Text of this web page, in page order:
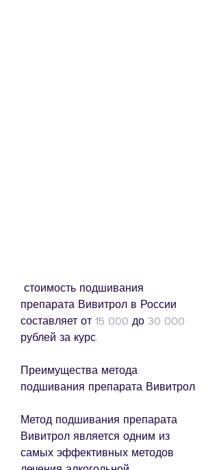
препарата Вивитрол в России
составляет от 15 000 до 30 000
рублей за курс.
Преимущества метода
подшивания препарата Вивитрол
Метод подшивания препарата
Вивитрол является одним из
самых эффективных методов